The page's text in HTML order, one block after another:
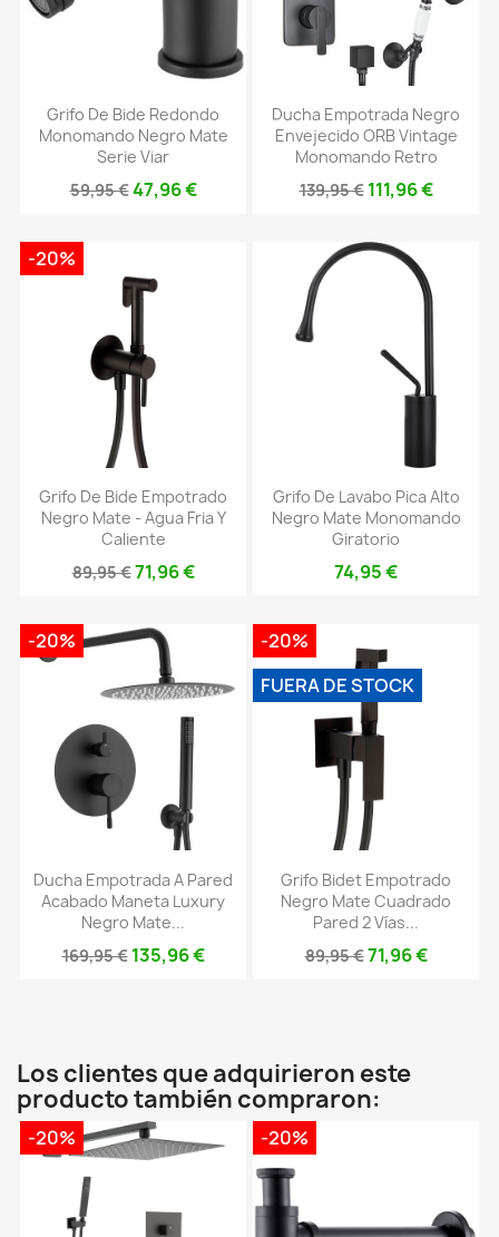
Grifo De Bide Redondo
Monomando Negro Mate
Serie Viar
59,95 €47,96 €
Ducha Empotrada Negro
Envejecido ORB Vintage
Monomando Retro
139,95 € 111,96 €
Grifo De Bide Empotrado
Negro Mate - Agua Fria Y
Caliente
89,95 €71,96 €
-20%
Grifo De Lavabo Pica Alto
Negro Mate Monomando
Giratorio
74,95 €
Ducha Empotrada A Pared
Acabado Maneta Luxury
Negro Mate...
169,95 € 135,96 €
-20%
Grifo Bidet Empotrado
Negro Mate Cuadrado
Pared 2 Vías...
89,95 €71,96 €
-20%
FUERA DE STOCK
Los clientes que adquirieron este
producto también compraron:
-20% -20%